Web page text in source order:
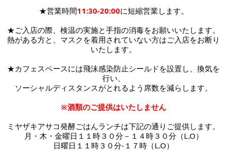
★営業時間11:30-20:00に短縮営業します。
★ご入店の際、検温の実施と手指の消毒をお願いいたします。
熱がある方と、マスクを着用されていない方はご入店をお断り
いたします。
★カフェスペースには飛沫感染防止シールドを設置し、換気を
行い、
ソーシャルディスタンスがとれるよう席数を減らします。
※酒類のご提供はいたしません
ミヤザキアサコ発酵ごはんランチは下記の通りご提供します。
月・木・金曜日１１時３０分－１４時３０分（L.O）
日曜日１１時３０分-１７時 （L.O）